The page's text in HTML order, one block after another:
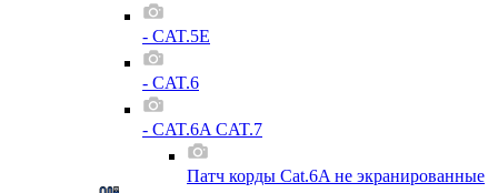
- CAT.5E
- CAT.6
- CAT.6A CAT.7
Патч корды Cat.6A не экранированные